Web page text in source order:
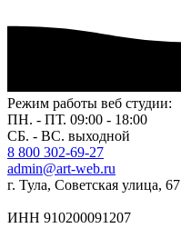
Режим работы веб студии:
ПН. - ПТ. 09:00 - 18:00
СБ. - ВС. выходной
8 800 302-69-27
admin@art-web.ru
г. Тула, Советская улица, 67
ИНН 910200091207